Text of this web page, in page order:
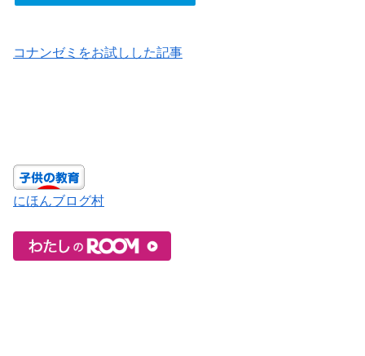
コナンゼミをお試しした記事
にほんブログ村